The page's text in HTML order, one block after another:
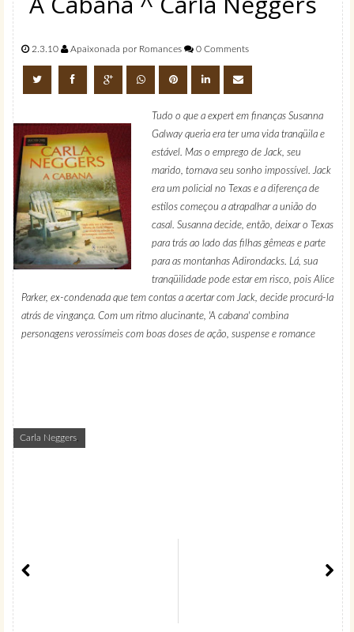
Carla Neggers
2.3.10 Apaixonada por Romances 0 Comments
Tudo o que a expert em finanças Susanna
Galway queria era ter uma vida tranqüila e
estável. Mas o emprego de Jack, seu
marido, tornava seu sonho impossível. Jack
era um policial no Texas e a diferença de
estilos começou a atrapalhar a união do
casal. Susanna decide, então, deixar o Texas
para trás ao lado das filhas gêmeas e parte
para as montanhas Adirondacks. Lá, sua
tranqüilidade pode estar em risco, pois Alice
Parker, ex-condenada que tem contas a acertar com Jack, decide procurá-la
atrás de vingança. Com um ritmo alucinante, 'A cabana' combina
personagens verossímeis com boas doses de ação, suspense e romance